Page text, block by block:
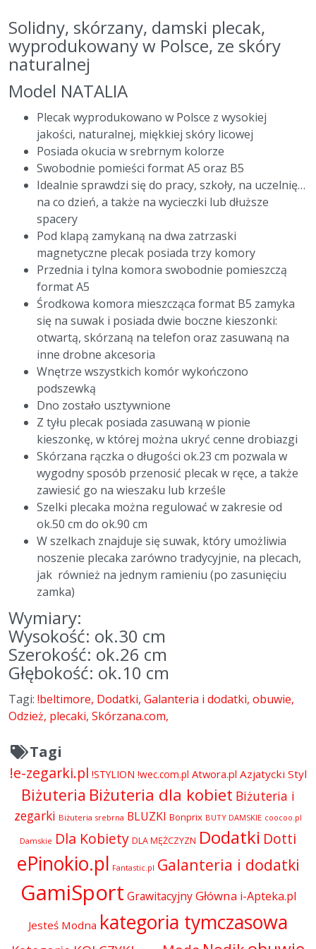
Solidny, skórzany, damski plecak,
wyprodukowany w Polsce, ze skóry
naturalnej
Model NATALIA
Plecak wyprodukowano w Polsce z wysokiej
jakości, naturalnej, miękkiej skóry licowej
Posiada okucia w srebrnym kolorze
Swobodnie pomieści format A5 oraz B5
Idealnie sprawdzi się do pracy, szkoły, na uczelnię…
na co dzień, a także na wycieczki lub dłuższe
spacery
Pod klapą zamykaną na dwa zatrzaski
magnetyczne plecak posiada trzy komory
Przednia i tylna komora swobodnie pomieszczą
format A5
Środkowa komora mieszcząca format B5 zamyka
się na suwak i posiada dwie boczne kieszonki:
otwartą, skórzaną na telefon oraz zasuwaną na
inne drobne akcesoria
Wnętrze wszystkich komór wykończono
podszewką
Dno zostało usztywnione
Z tyłu plecak posiada zasuwaną w pionie
kieszonkę, w której można ukryć cenne drobiazgi
Skórzana rączka o długości ok.23 cm pozwala w
wygodny sposób przenosić plecak w ręce, a także
zawiesić go na wieszaku lub krześle
Szelki plecaka można regulować w zakresie od
ok.50 cm do ok.90 cm
W szelkach znajduje się suwak, który umożliwia
noszenie plecaka zarówno tradycyjnie, na plecach,
jak również na jednym ramieniu (po zasunięciu
zamka)
Wymiary:
Wysokość: ok.30 cm
Szerokość: ok.26 cm
Głębokość: ok.10 cm
Tagi: !beltimore Dodatki Galanteria i dodatki obuwie
Odzież plecaki Skórzana.com
Tagi
!e-zegarki.pl !STYLION !wec.com.pl Atwora.pl Azjatycki Styl
Biżuteria Biżuteria dla kobiet Biżuteria i
zegarki Biżuteria srebrna BLUZKI Bonprix BUTY DAMSKIE coocoo.pl
Damskie Dla Kobiety DLA MĘŻCZYZN Dodatki Dotti
ePinokio.pl Fantastic.pl Galanteria i dodatki
GamiSport Grawitacyjny Główna i-Apteka.pl
Jesteś Modna kategoria tymczasowa